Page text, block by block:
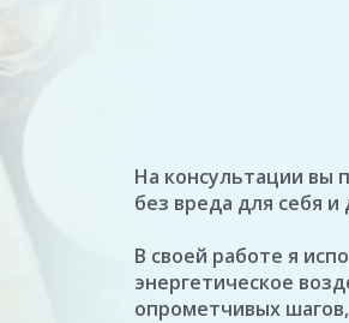
На консультации вы
без вреда для себя
В своей работе я
энергетическое
опрометчивых